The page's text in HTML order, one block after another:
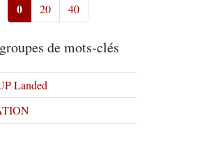
0 20 40
de mots-clés
Landed